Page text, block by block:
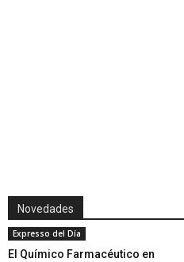
Novedades
Expresso del Día
El Químico Farmacéutico en